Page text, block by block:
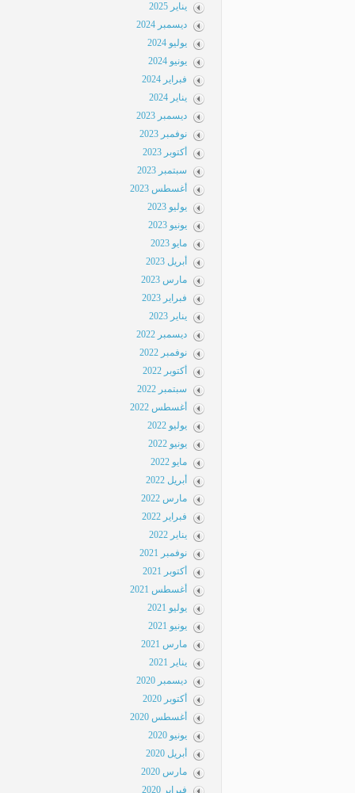
يناير 2025
ديسمبر 2024
يوليو 2024
يونيو 2024
فبراير 2024
يناير 2024
ديسمبر 2023
نوفمبر 2023
أكتوبر 2023
سبتمبر 2023
أغسطس 2023
يوليو 2023
يونيو 2023
مايو 2023
أبريل 2023
مارس 2023
فبراير 2023
يناير 2023
ديسمبر 2022
نوفمبر 2022
أكتوبر 2022
سبتمبر 2022
أغسطس 2022
يوليو 2022
يونيو 2022
مايو 2022
أبريل 2022
مارس 2022
فبراير 2022
يناير 2022
نوفمبر 2021
أكتوبر 2021
أغسطس 2021
يوليو 2021
يونيو 2021
مارس 2021
يناير 2021
ديسمبر 2020
أكتوبر 2020
أغسطس 2020
يونيو 2020
أبريل 2020
مارس 2020
فبراير 2020